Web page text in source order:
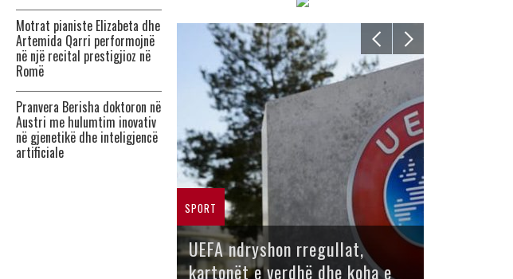
Motrat pianiste Elizabeta dhe
Artemida Qarri performojnë
në një recital prestigjioz në
Romë
Pranvera Berisha doktoron në
Austri me hulumtim inovativ
në gjenetikë dhe inteligjencë
artificiale
SPORT
UEFA ndryshon rregullat,
kartonët e verdhë dhe koha e